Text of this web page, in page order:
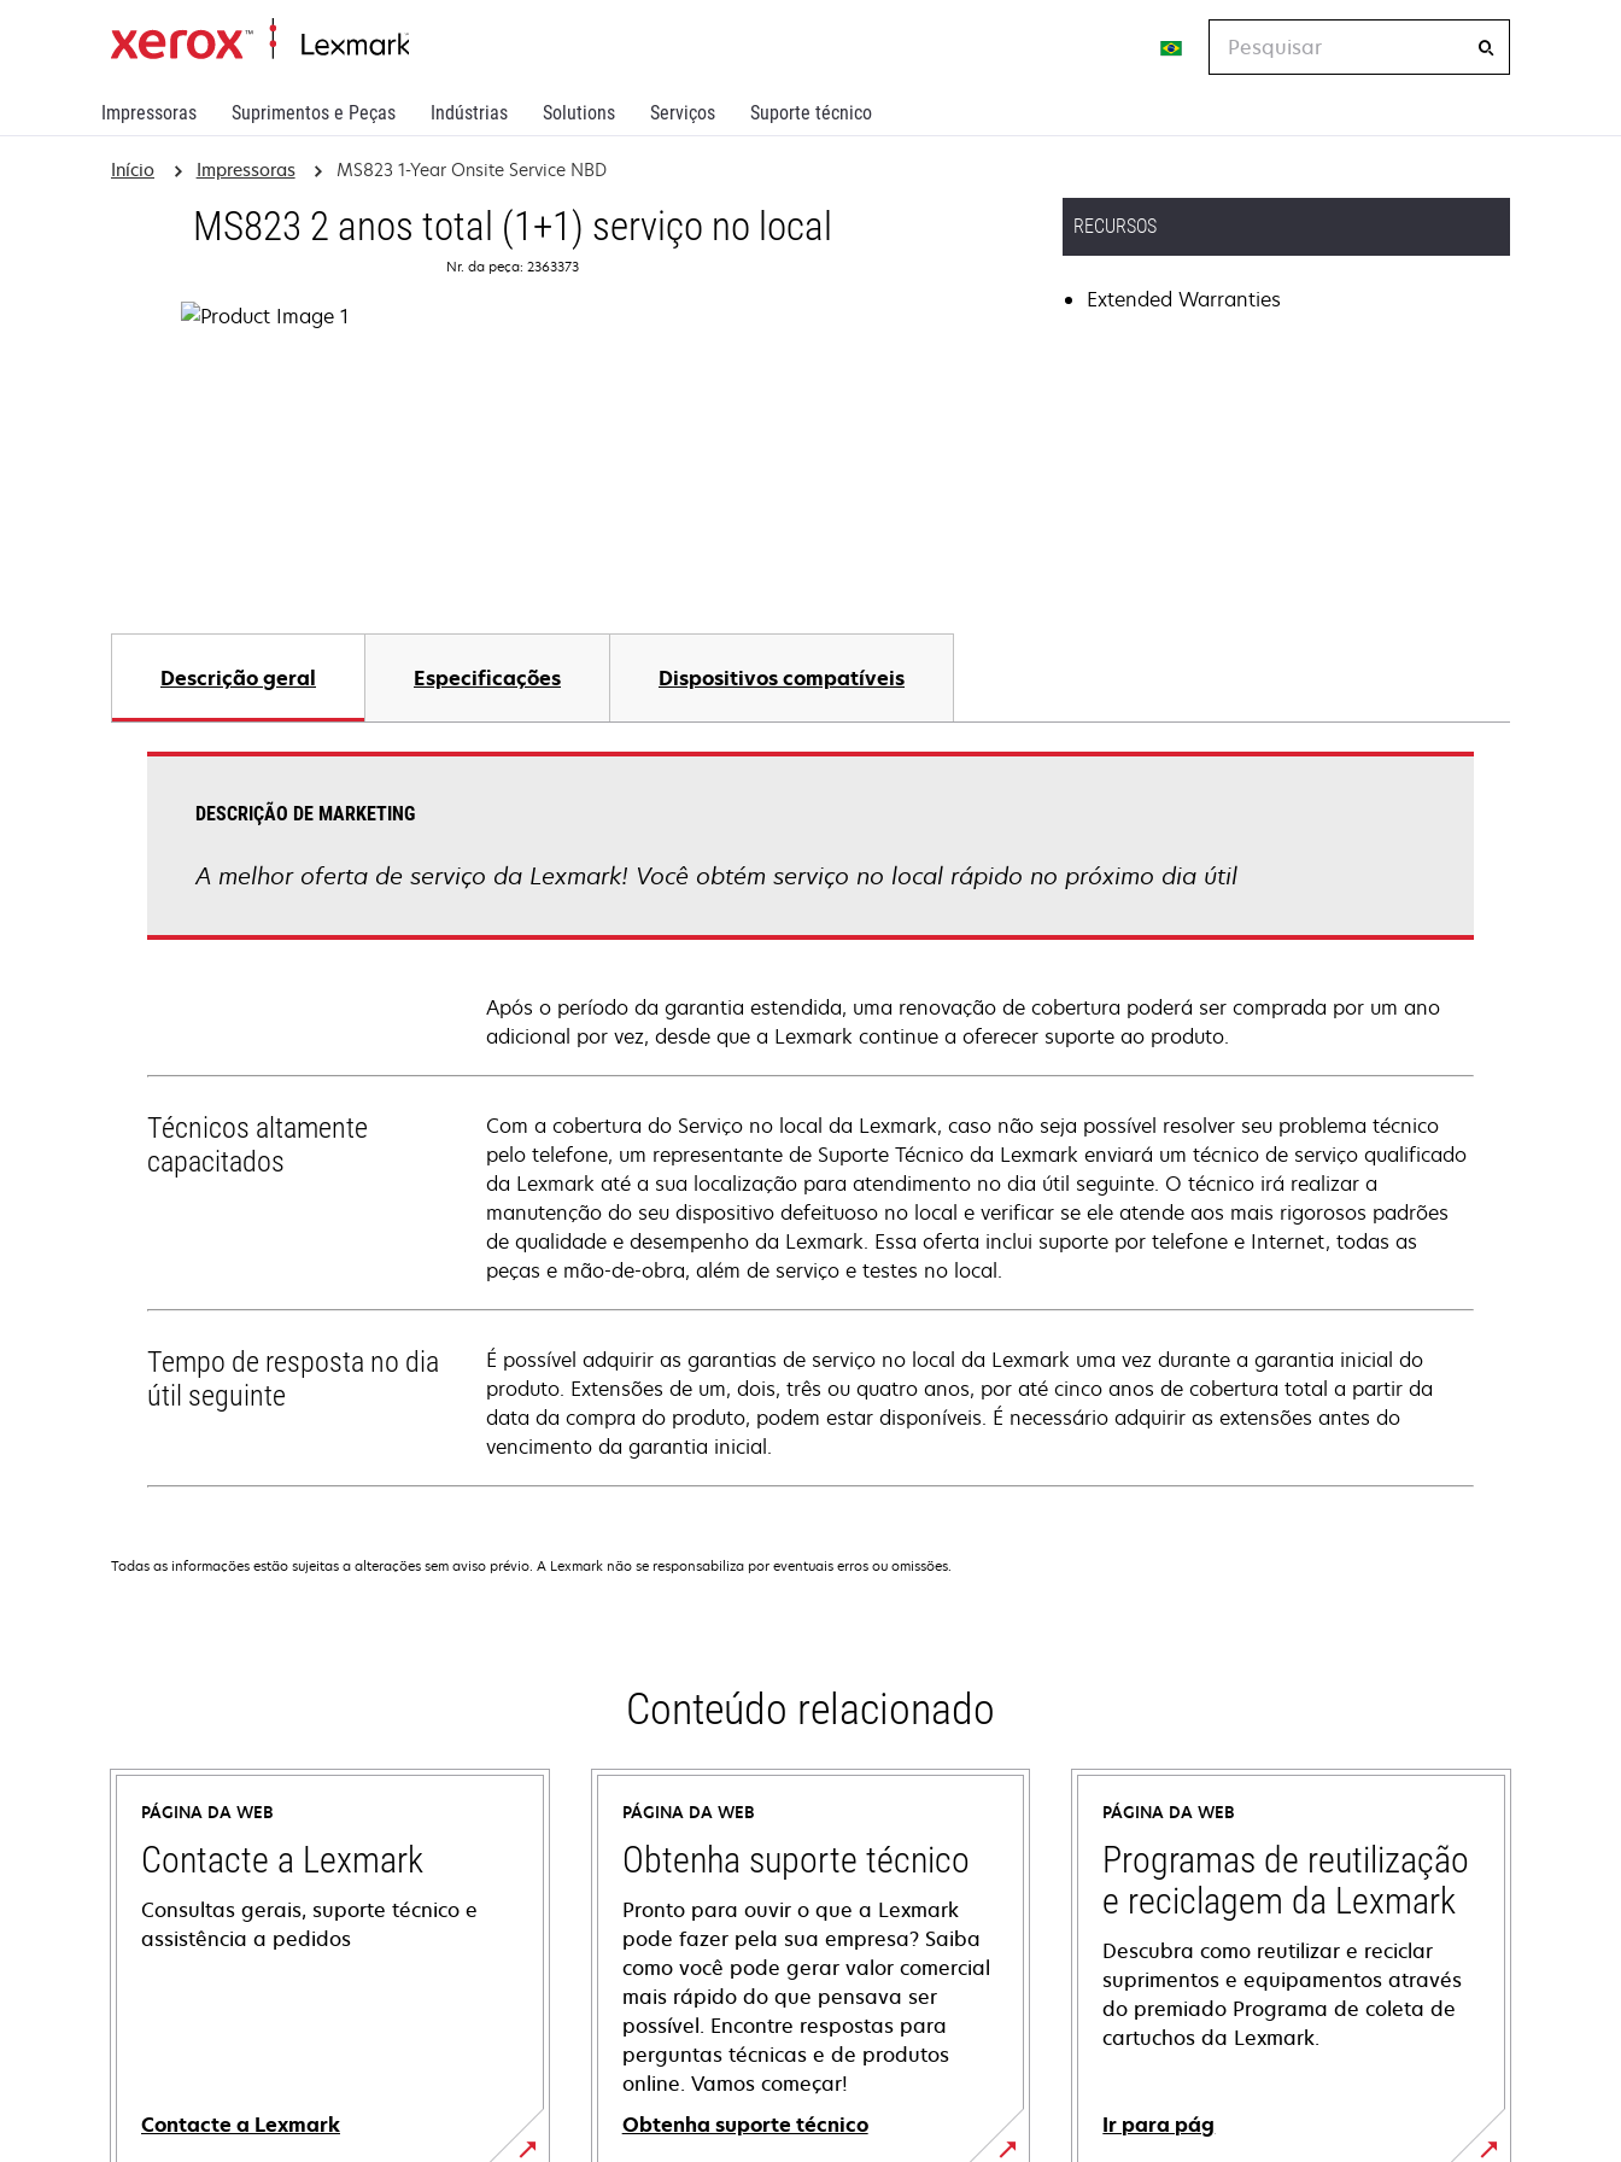
Impressoras Suprimentos e Peças Indústrias Solutions Serviços Suporte técnico
Início Impressoras MS823 1-Year Onsite Service NBD
MS823 2 anos total (1+1) serviço no local
Nr. da peça: 2363373
RECURSOS
Extended Warranties
Descrição geral Especificações Dispositivos compatíveis
DESCRIÇÃO DE MARKETING
A melhor oferta de serviço da Lexmark! Você obtém serviço no local rápido no próximo dia útil
Após o período da garantia estendida, uma renovação de cobertura poderá ser comprada por um ano
adicional por vez, desde que a Lexmark continue a oferecer suporte ao produto.
Técnicos altamente
capacitados
Com a cobertura do Serviço no local da Lexmark, caso não seja possível resolver seu problema técnico
pelo telefone, um representante de Suporte Técnico da Lexmark enviará um técnico de serviço qualificado
da Lexmark até a sua localização para atendimento no dia útil seguinte. O técnico irá realizar a
manutenção do seu dispositivo defeituoso no local e verificar se ele atende aos mais rigorosos padrões
de qualidade e desempenho da Lexmark. Essa oferta inclui suporte por telefone e Internet, todas as
peças e mão-de-obra, além de serviço e testes no local.
Tempo de resposta no dia
útil seguinte
É possível adquirir as garantias de serviço no local da Lexmark uma vez durante a garantia inicial do
produto. Extensões de um, dois, três ou quatro anos, por até cinco anos de cobertura total a partir da
data da compra do produto, podem estar disponíveis. É necessário adquirir as extensões antes do
vencimento da garantia inicial.
Todas as informações estão sujeitas a alterações sem aviso prévio. A Lexmark não se responsabiliza por eventuais erros ou omissões.
Conteúdo relacionado
PÁGINA DA WEB
Contacte a Lexmark
Consultas gerais, suporte técnico e
assistência a pedidos
Contacte a Lexmark
PÁGINA DA WEB
Obtenha suporte técnico
Pronto para ouvir o que a Lexmark
pode fazer pela sua empresa? Saiba
como você pode gerar valor comercial
mais rápido do que pensava ser
possível. Encontre respostas para
perguntas técnicas e de produtos
online. Vamos começar!
Obtenha suporte técnico
PÁGINA DA WEB
Programas de reutilização
e reciclagem da Lexmark
Descubra como reutilizar e reciclar
suprimentos e equipamentos através
do premiado Programa de coleta de
cartuchos da Lexmark.
Ir para pág